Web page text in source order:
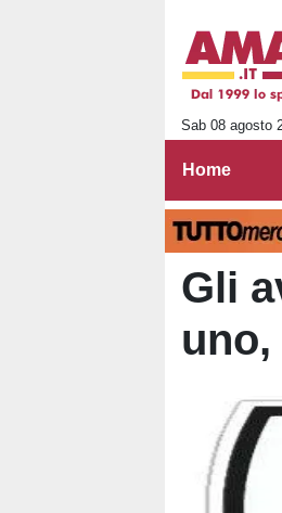
Sab 08 agosto
Home
Gli
uno,